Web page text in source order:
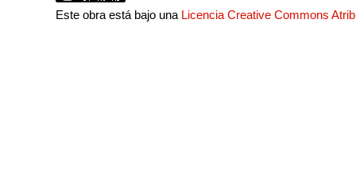
Este obra está bajo una Licencia Creative Commons